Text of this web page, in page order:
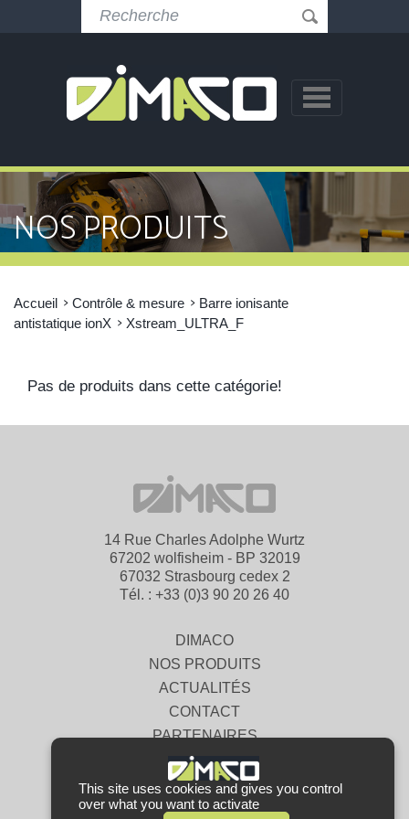
NOS PRODUITS
Accueil Contrôle & mesure
Barre ionisante
antistatique ionX
Xstream_ULTRA_F
Pas de produits dans cette catégorie!
14 Rue Charles Adolphe Wurtz
67202 wolfisheim - BP 32019
67032 Strasbourg cedex 2
Tél. : +33 (0)3 90 20 26 40
DIMACO
NOS PRODUITS
ACTUALITÉS
CONTACT
PARTENAIRES
MENTIONS LÉGALES
CGV
This site uses cookies and gives you control
over what you want to activate